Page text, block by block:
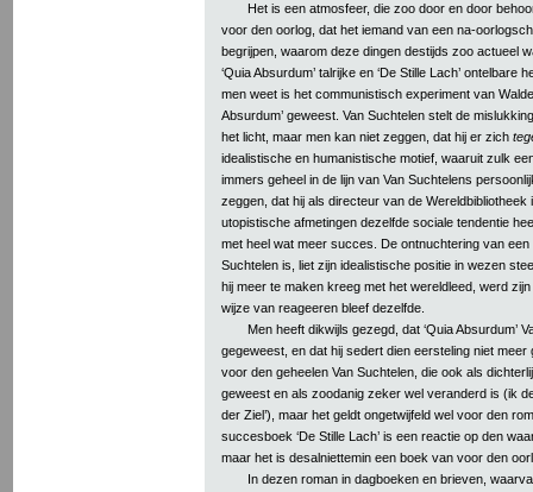
Het is een atmosfeer, die zoo door en door
voor den oorlog, dat het iemand van een na-
begrijpen, waarom deze dingen destijds zoo actueel
‘Quia Absurdum’ talrijke en ‘De Stille Lach’ ontelbare
men weet is het communistisch experiment van
Absurdum’ geweest. Van Suchtelen stelt de
het licht, maar men kan niet zeggen, dat hij er zich
idealistische en humanistische motief, waaruit zulk
immers geheel in de lijn van Van Suchtelens
zeggen, dat hij als directeur van de Wereldbibliotheek
utopistische afmetingen dezelfde sociale tendentie
met heel wat meer succes. De ontnuchtering van een
Suchtelen is, liet zijn idealistische positie in wezen
hij meer te maken kreeg met het wereldleed, werd
wijze van reageeren bleef dezelfde.
Men heeft dikwijls gezegd, dat ‘Quia Absurdum’
gegeweest, en dat hij sedert dien eersteling niet meer
voor den geheelen Van Suchtelen, die ook als
geweest en als zoodanig zeker wel veranderd is (ik
der Ziel’), maar het geldt ongetwijfeld wel voor den
succesboek ‘De Stille Lach’ is een reactie op den
maar het is desalniettemin een boek van voor den
In dezen roman in dagboeken en brieven,